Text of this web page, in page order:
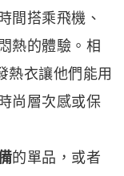
間搭乘飛機、
熱的體驗。相
熱衣讓他們能用
尚層次感或保
的單品，或者